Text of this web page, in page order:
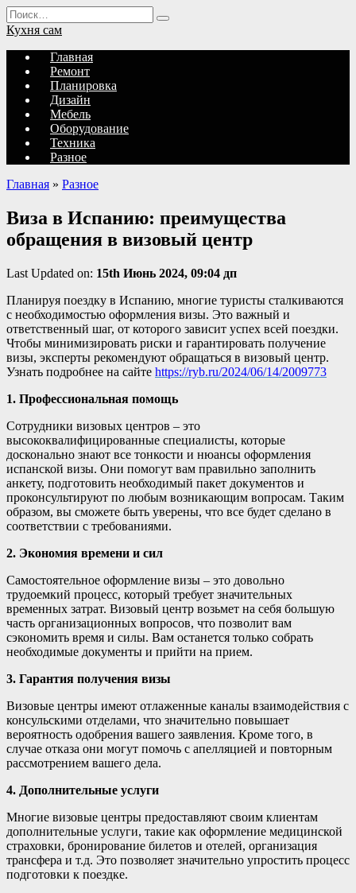
Перейти
к
содержанию
Search
for:
Кухня сам
Главная
Ремонт
Планировка
Дизайн
Мебель
Оборудование
Техника
Разное
Главная » Разное
Виза в Испанию: преимущества
обращения в визовый центр
Last Updated on: 15th Июнь 2024, 09:04 дп
Планируя поездку в Испанию, многие туристы сталкиваются
с необходимостью оформления визы. Это важный и
ответственный шаг, от которого зависит успех всей поездки.
Чтобы минимизировать риски и гарантировать получение
визы, эксперты рекомендуют обращаться в визовый центр.
Узнать подробнее на сайте https://ryb.ru/2024/06/14/2009773
1. Профессиональная помощь
Сотрудники визовых центров – это
высококвалифицированные специалисты, которые
досконально знают все тонкости и нюансы оформления
испанской визы. Они помогут вам правильно заполнить
анкету, подготовить необходимый пакет документов и
проконсультируют по любым возникающим вопросам. Таким
образом, вы сможете быть уверены, что все будет сделано в
соответствии с требованиями.
2. Экономия времени и сил
Самостоятельное оформление визы – это довольно
трудоемкий процесс, который требует значительных
временных затрат. Визовый центр возьмет на себя большую
часть организационных вопросов, что позволит вам
сэкономить время и силы. Вам останется только собрать
необходимые документы и прийти на прием.
3. Гарантия получения визы
Визовые центры имеют отлаженные каналы взаимодействия с
консульскими отделами, что значительно повышает
вероятность одобрения вашего заявления. Кроме того, в
случае отказа они могут помочь с апелляцией и повторным
рассмотрением вашего дела.
4. Дополнительные услуги
Многие визовые центры предоставляют своим клиентам
дополнительные услуги, такие как оформление медицинской
страховки, бронирование билетов и отелей, организация
трансфера и т.д. Это позволяет значительно упростить процесс
подготовки к поездке.